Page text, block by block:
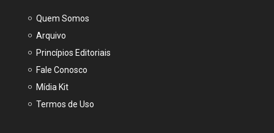
Quem Somos
Arquivo
Princípios Editoriais
Fale Conosco
Mídia Kit
Termos de Uso